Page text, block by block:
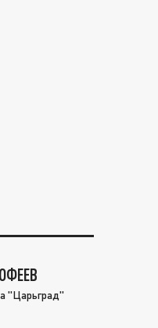
"Царьград"